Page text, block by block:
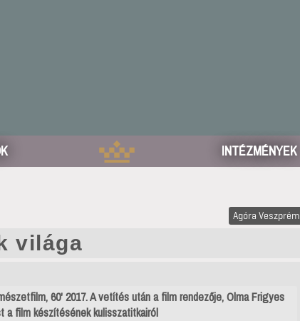
INTÉZMÉNYEK
Agóra Veszprém
világa
60' 2017. A vetítés után a film rendezője, Olma Frigyes
a film készítésének kulisszatitkairól